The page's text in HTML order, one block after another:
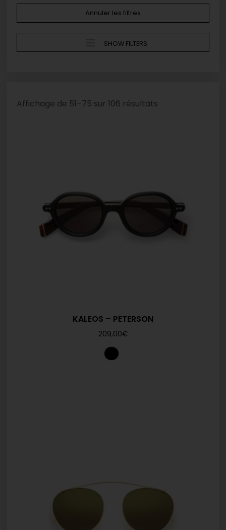
Annuler les filtres
SHOW FILTERS
Affichage de 51–75 sur 106 résultats
KALEOS – PETERSON
209,00€